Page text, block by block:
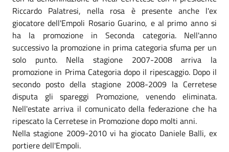
Riccardo Palatresi, nella rosa è presente anche l'ex
giocatore dell'Empoli Rosario Guarino, e al primo anno si
ha la promozione in Seconda categoria. Nell'anno
successivo la promozione in prima categoria sfuma per un
solo punto. Nella stagione 2007-2008 arriva la
promozione in Prima Categoria dopo il ripescaggio. Dopo il
secondo posto della stagione 2008-2009 la Cerretese
disputa gli spareggi Promozione, venendo eliminata.
Nell'estate arriva il comunicato della federazione che ha
ripescato la Cerretese in Promozione dopo molti anni.
Nella stagione 2009-2010 vi ha giocato Daniele Balli, ex
portiere dell'Empoli.